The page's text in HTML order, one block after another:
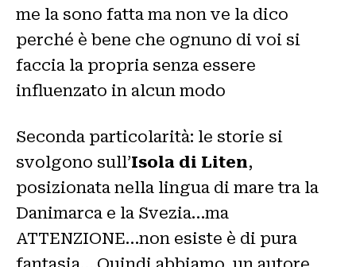
me la sono fatta ma non ve la dico
perché è bene che ognuno di voi si
faccia la propria senza essere
influenzato in alcun modo
Seconda particolarità: le storie si
svolgono sull’Isola di Liten,
posizionata nella lingua di mare tra la
Danimarca e la Svezia…ma
ATTENZIONE…non esiste è di pura